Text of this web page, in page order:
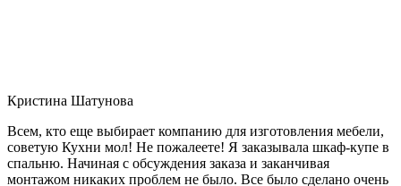
Кристина Шатунова
Всем, кто еще выбирает компанию для изготовления мебели,
советую Кухни мол! Не пожалеете! Я заказывала шкаф-купе в
спальню. Начиная с обсуждения заказа и заканчивая
монтажом никаких проблем не было. Все было сделано очень